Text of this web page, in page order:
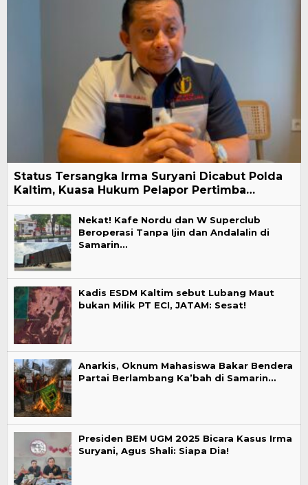
Status Tersangka Irma Suryani Dicabut Polda
Kaltim, Kuasa Hukum Pelapor Pertimba…
Nekat! Kafe Nordu dan W Superclub
Beroperasi Tanpa Ijin dan Andalalin di
Samarin…
Kadis ESDM Kaltim sebut Lubang Maut
bukan Milik PT ECI, JATAM: Sesat!
Anarkis, Oknum Mahasiswa Bakar Bendera
Partai Berlambang Ka’bah di Samarin…
Presiden BEM UGM 2025 Bicara Kasus Irma
Suryani, Agus Shali: Siapa Dia!